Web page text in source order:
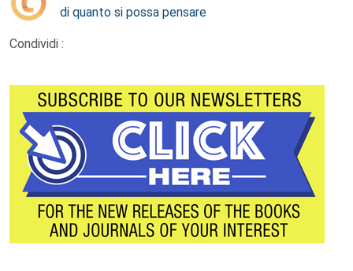
di quanto si possa pensare
Condividi :